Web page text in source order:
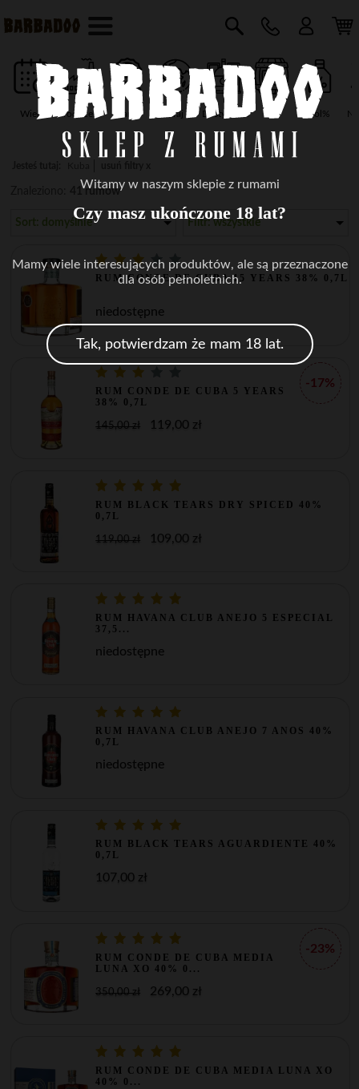
Producent Marka Kraj Destylarnia Typ vol%
Wiek
41 rumów
Sort: domyślnie Filtr: wszystkie
RUM CONDE DE CUBA 15 YEARS 38% 0,7L
niedostępne
-17%
RUM CONDE DE CUBA 5 YEARS
38% 0,7L
145,00 zł 119,00 zł
RUM BLACK TEARS DRY SPICED 40%
0,7L
119,00 zł 109,00 zł
RUM HAVANA CLUB ANEJO 5 ESPECIAL
37,5...
niedostępne
RUM HAVANA CLUB ANEJO 7 ANOS 40%
0,7L
niedostępne
RUM BLACK TEARS AGUARDIENTE 40%
0,7L
107,00 zł
-23%
RUM CONDE DE CUBA MEDIA
LUNA XO 40% 0...
350,00 zł 269,00 zł
RUM CONDE DE CUBA MEDIA LUNA XO
40% 0...
Witamy w naszym sklepie z rumami
Czy masz ukończone 18 lat?
Mamy wiele interesujących produktów, ale są przeznaczone
dla osób pełnoletnich.
Tak, potwierdzam że mam 18 lat.